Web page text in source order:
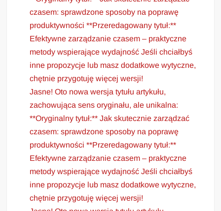
czasem: sprawdzone sposoby na poprawę
produktywności **Przeredagowany tytuł:**
Efektywne zarządzanie czasem – praktyczne
metody wspierające wydajność Jeśli chciałbyś
inne propozycje lub masz dodatkowe wytyczne,
chętnie przygotuję więcej wersji!
Jasne! Oto nowa wersja tytułu artykułu,
zachowująca sens oryginału, ale unikalna:
**Oryginalny tytuł:** Jak skutecznie zarządzać
czasem: sprawdzone sposoby na poprawę
produktywności **Przeredagowany tytuł:**
Efektywne zarządzanie czasem – praktyczne
metody wspierające wydajność Jeśli chciałbyś
inne propozycje lub masz dodatkowe wytyczne,
chętnie przygotuję więcej wersji!